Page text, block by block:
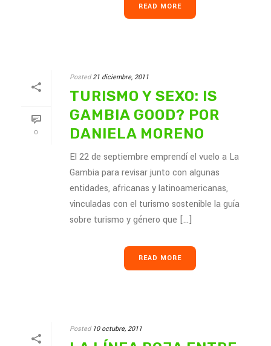
READ MORE
0
Posted 21 diciembre, 2011
TURISMO Y SEXO: IS
GAMBIA GOOD? POR
DANIELA MORENO
El 22 de septiembre emprendí el vuelo a La
Gambia para revisar junto con algunas
entidades, africanas y latinoamericanas,
vinculadas con el turismo sostenible la guía
sobre turismo y género que [...]
READ MORE
Posted 10 octubre, 2011